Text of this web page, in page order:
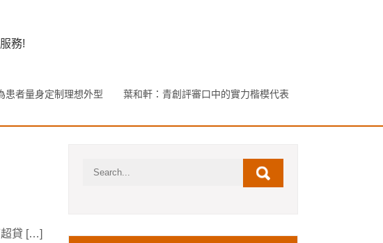
務!
患者量身定制理想外型 葉和軒：青創評審口中的實力楷模代表
超貸 […]